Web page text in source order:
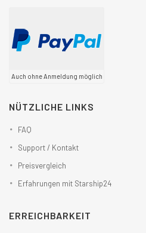
Auch ohne Anmeldung möglich
NÜTZLICHE LINKS
FAQ
Support / Kontakt
Preisvergleich
Erfahrungen mit Starship24
ERREICHBARKEIT